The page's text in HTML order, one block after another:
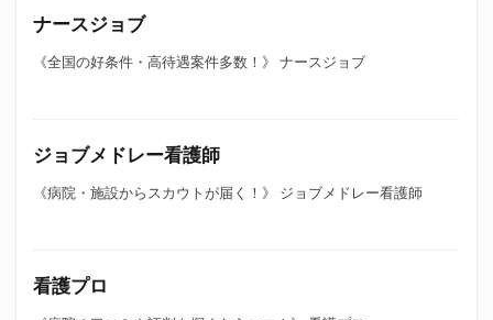
ナースジョブ
《全国の好条件・高待遇案件多数！》 ナースジョブ
ジョブメドレー看護師
《病院・施設からスカウトが届く！》 ジョブメドレー看護師
看護プロ